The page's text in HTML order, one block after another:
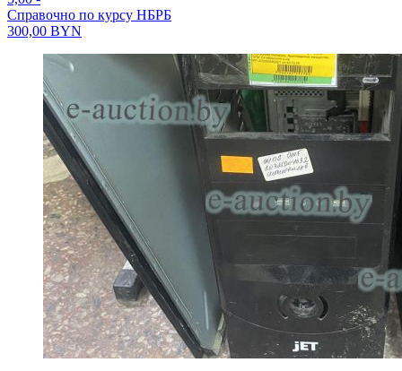
Справочно по курсу НБРБ
300,00 BYN